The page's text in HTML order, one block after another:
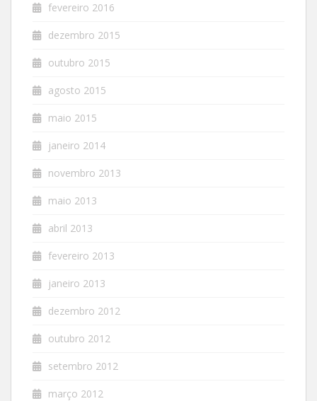
fevereiro 2016
dezembro 2015
outubro 2015
agosto 2015
maio 2015
janeiro 2014
novembro 2013
maio 2013
abril 2013
fevereiro 2013
janeiro 2013
dezembro 2012
outubro 2012
setembro 2012
março 2012